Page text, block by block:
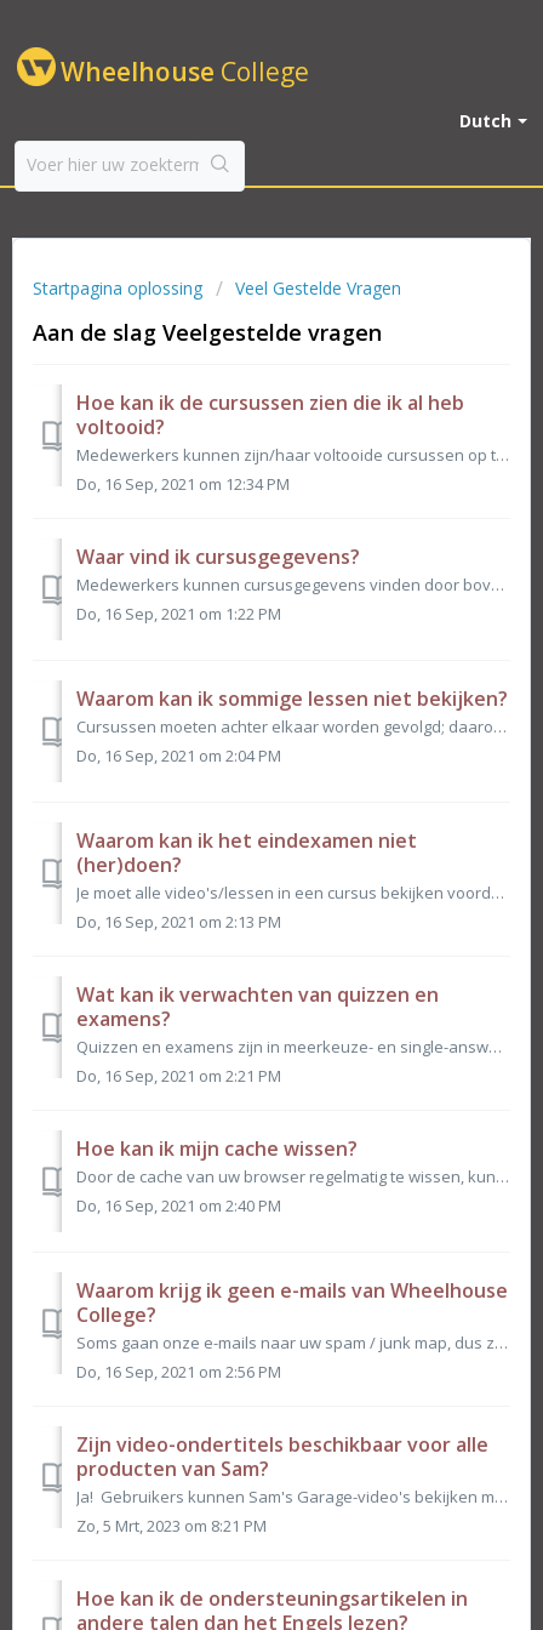
Wheelhouse College
Dutch
Startpagina oplossing Veel Gestelde Vragen
Aan de slag Veelgestelde vragen
Hoe kan ik de cursussen zien die ik al heb
voltooid?
Medewerkers kunnen zijn/haar voltooide cursussen op twee plaatsen zien: rechtstreeks vanuit het dashboard of op het tabblad Uw cursussen. Klik in het dashbo...
Do, 16 Sep, 2021 om 12:34 PM
Waar vind ik cursusgegevens?
Medewerkers kunnen cursusgegevens vinden door bovenaan hun scherm op Uw cursussen te klikken. Van daaruit kunnen ze de cursus vinden die ze geïnteresseerd z...
Do, 16 Sep, 2021 om 1:22 PM
Waarom kan ik sommige lessen niet bekijken?
Cursussen moeten achter elkaar worden gevolgd; daarom zijn sommige lessen pas beschikbaar als je de vorige les hebt bekeken. Beheerders en managers kunn...
Do, 16 Sep, 2021 om 2:04 PM
Waarom kan ik het eindexamen niet
(her)doen?
Je moet alle video's/lessen in een cursus bekijken voordat je het examen kunt afleggen. Je hebt maar twee schoten bij het nemen van de finale en mo...
Do, 16 Sep, 2021 om 2:13 PM
Wat kan ik verwachten van quizzen en
examens?
Quizzen en examens zijn in meerkeuze- en single-answer-indeling. Quizzen bereiden je voor op examens door om de paar lessen je begrip van cursusinhoud te te...
Do, 16 Sep, 2021 om 2:21 PM
Hoe kan ik mijn cache wissen?
Door de cache van uw browser regelmatig te wissen, kunt u de optimale prestaties van het LMS ervaren door u op de hoogte te houden van onze nieuwste softwar...
Do, 16 Sep, 2021 om 2:40 PM
Waarom krijg ik geen e-mails van Wheelhouse
College?
Soms gaan onze e-mails naar uw spam / junk map, dus zorg ervoor dat u daar eerst controleert. Als het er niet is en u zeker weet dat u het juiste e-mailadre...
Do, 16 Sep, 2021 om 2:56 PM
Zijn video-ondertitels beschikbaar voor alle
producten van Sam?
Ja! Gebruikers kunnen Sam's Garage-video's bekijken met ondertitels in het Engels, Frans, Duits of Spaans. Daarnaast zijn aan de slag-video's ...
Zo, 5 Mrt, 2023 om 8:21 PM
Hoe kan ik de ondersteuningsartikelen in
andere talen dan het Engels lezen?